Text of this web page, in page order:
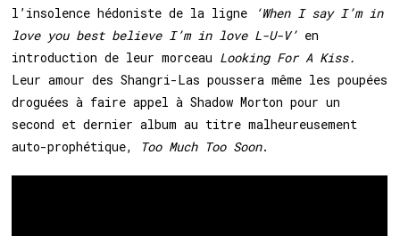
l’insolence hédoniste de la ligne
‘When I say I’m in
love you best believe I’m in love L-U-V’ en
introduction de leur morceau Looking For A Kiss.
Leur amour des Shangri-Las poussera même les poupées
droguées à faire appel à Shadow Morton pour un
second et dernier album au titre malheureusement
auto-prophétique, Too Much Too Soon.